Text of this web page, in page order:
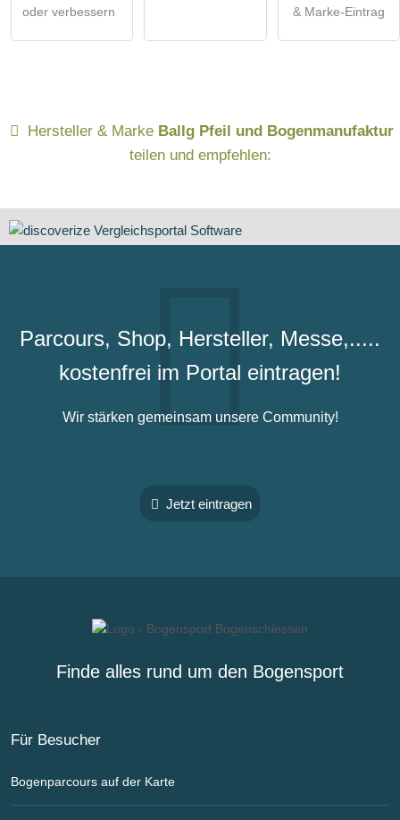
oder verbessern
& Marke-Eintrag
Hersteller & Marke Ballg Pfeil und Bogenmanufaktur
teilen und empfehlen:
Parcours, Shop, Hersteller, Messe,.....
kostenfrei im Portal eintragen!
Wir stärken gemeinsam unsere Community!
Jetzt eintragen
Finde alles rund um den Bogensport
Für Besucher
Bogenparcours auf der Karte